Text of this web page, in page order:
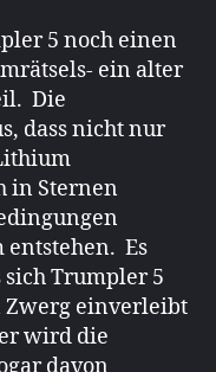
5 noch einen
ein alter
Die
dass nicht nur
in Sternen
Es
Trumpler 5
Zwerg einverleibt
wird die